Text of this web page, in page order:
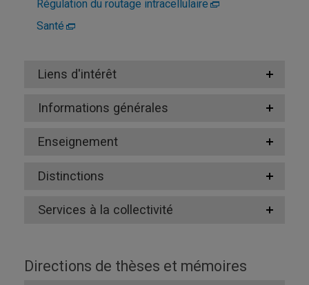
Régulation du routage intracellulaire
Santé
Liens d'intérêt
Informations générales
Enseignement
Distinctions
Services à la collectivité
Directions de thèses et mémoires